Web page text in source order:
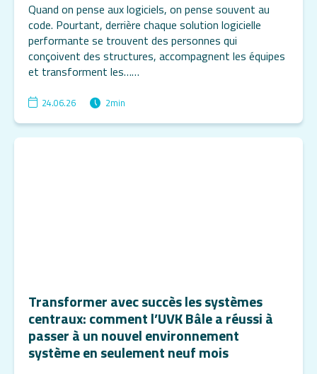
Quand on pense aux logiciels, on pense souvent au
code. Pourtant, derrière chaque solution logicielle
performante se trouvent des personnes qui
conçoivent des structures, accompagnent les équipes
et transforment les……
24.06.26 2min
Transformer avec succès les systèmes
centraux: comment l’UVK Bâle a réussi à
passer à un nouvel environnement
système en seulement neuf mois